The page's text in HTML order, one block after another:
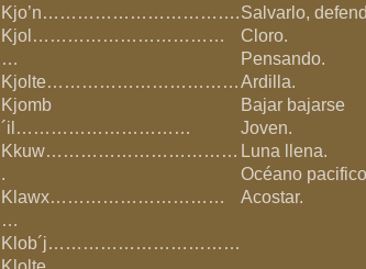
Kjo’n…………………………….
Kjol……………………………
…
Kjolte……………………………
Kjomb
´il…………………………
Kkuw……………………………
.
Klawx…………………………
…
Klob´j……………………………
Salvarlo,
Cloro.
Pensando.
Ardilla.
Bajar bajarse
Joven.
Luna llena.
Océano
Acostar.